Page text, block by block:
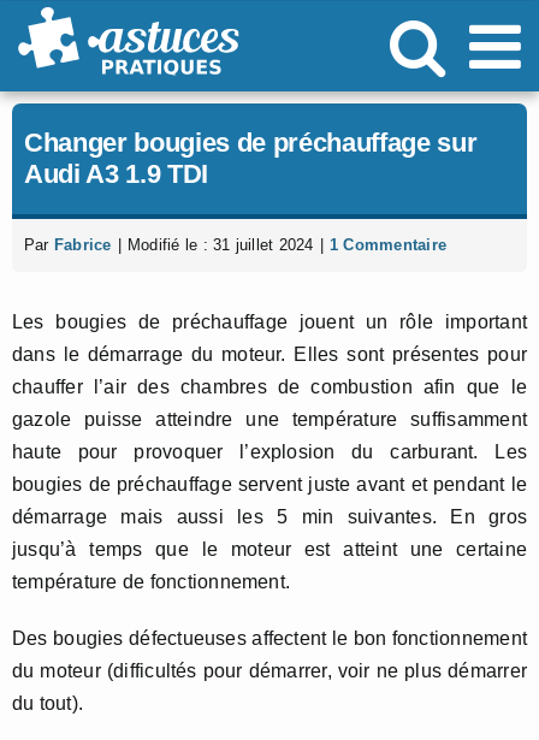
Passer
au
Changer bougies de préchauffage sur
Audi A3 1.9 TDI
Par Fabrice Modifié le : 31 juillet 2024 1 Commentaire
Les bougies de préchauffage jouent un rôle important
dans le démarrage du moteur. Elles sont présentes pour
chauffer l’air des chambres de combustion afin que le
gazole puisse atteindre une température suffisamment
haute pour provoquer l’explosion du carburant. Les
bougies de préchauffage servent juste avant et pendant le
démarrage mais aussi les 5 min suivantes. En gros
jusqu’à temps que le moteur est atteint une certaine
température de fonctionnement.
Des bougies défectueuses affectent le bon fonctionnement
du moteur (difficultés pour démarrer, voir ne plus démarrer
du tout).